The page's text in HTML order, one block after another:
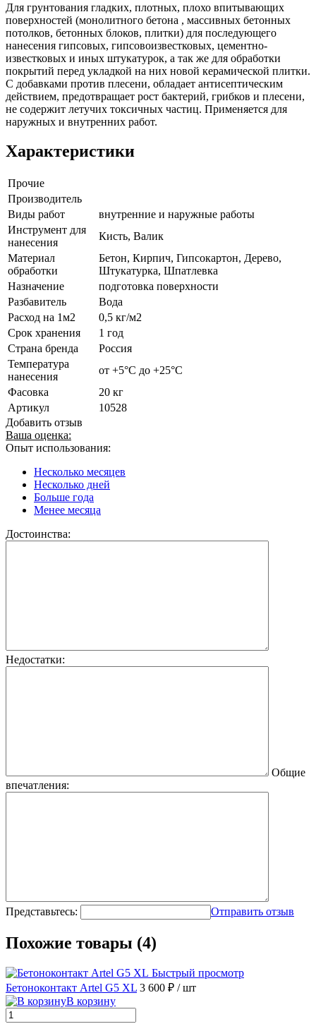
Для грунтования гладких, плотных, плохо впитывающих
поверхностей (монолитного бетона , массивных бетонных
потолков, бетонных блоков, плитки) для последующего
нанесения гипсовых, гипсовоизвестковых, цементно-
известковых и иных штукатурок, а так же для обработки
покрытий перед укладкой на них новой керамической плитки.
С добавками против плесени, обладает антисептическим
действием, предотвращает рост бактерий, грибков и плесени,
не содержит летучих токсичных частиц. Применяется для
наружных и внутренних работ.
Характеристики
Прочие
Производитель
Виды работ
внутренние и наружные работы
Инструмент для
нанесения
Кисть, Валик
Материал
обработки
Бетон, Кирпич, Гипсокартон, Дерево,
Штукатурка, Шпатлевка
Назначение
подготовка поверхности
Разбавитель
Вода
Расход на 1м2
0,5 кг/м2
Срок хранения
1 год
Страна бренда
Россия
Температура
нанесения
от +5°С до +25°С
Фасовка
20 кг
Артикул
10528
Добавить отзыв
Ваша оценка:
Опыт использования:
Несколько месяцев
Несколько дней
Больше года
Менее месяца
Достоинства:
Недостатки:
Общие
впечатления:
Представьтесь: Отправить отзыв
Похожие товары (4)
Быстрый просмотр
Бетоноконтакт Artel G5 XL 3 600 ₽ / шт
В корзину